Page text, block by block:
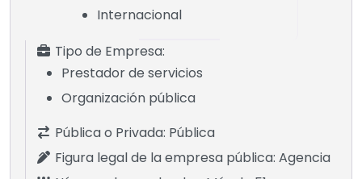
Internacional
Tipo de Empresa:
Prestador de servicios
Organización pública
Pública o Privada: Pública
Figura legal de la empresa pública: Agencia